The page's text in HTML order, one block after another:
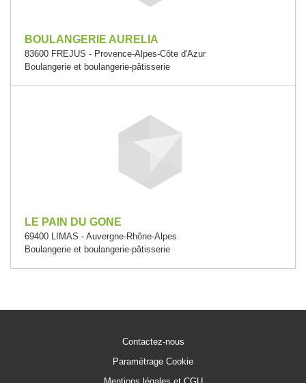
BOULANGERIE AURELIA
83600 FREJUS - Provence-Alpes-Côte d'Azur
Boulangerie et boulangerie-pâtisserie
LE PAIN DU GONE
69400 LIMAS - Auvergne-Rhône-Alpes
Boulangerie et boulangerie-pâtisserie
Contactez-nous
Paramétrage Cookie